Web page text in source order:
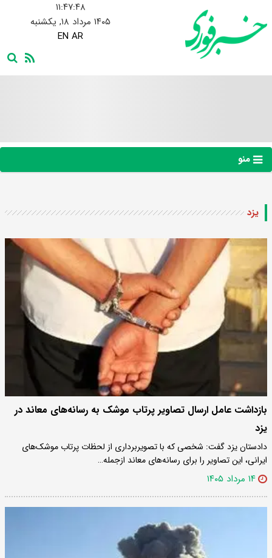
۱۱:۴۷:۴۹
۱۴۰۵ مرداد ۱۸, یکشنبه
EN AR
منو
یزد
بازداشت عامل ارسال تصاویر پرتاب موشک به رسانه‌های معاند در
یزد
دادستان یزد گفت: شخصی که با تصویربرداری از لحظات پرتاب موشک‌های
ایرانی، این تصاویر را برای رسانه‌های معاند ازجمله…
۱۴ مرداد ۱۴۰۵